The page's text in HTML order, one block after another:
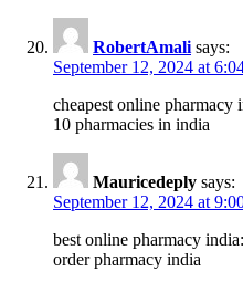
RobertAmali says:
September 12, 2024 at
cheapest online pharmacy
10 pharmacies in india
Mauricedeply says:
September 12, 2024 at
best online pharmacy india:
order pharmacy india